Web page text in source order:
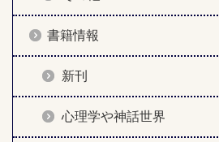
書籍情報
新刊
心理学や神話世界